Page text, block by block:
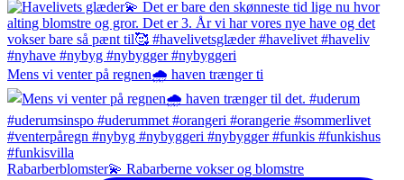
Mens vi venter på regnen🌧️ haven trænger ti
Rabarberblomster💫 Rabarberne vokser og blomstre